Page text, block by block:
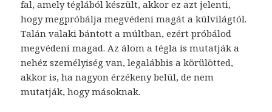
fal, amely téglából készült, akkor ez azt jelenti,
hogy megpróbálja megvédeni magát a külvilágtól.
Talán valaki bántott a múltban, ezért próbálod
megvédeni magad. Az álom a tégla is mutatják a
nehéz személyiség van, legalábbis a körülötted,
akkor is, ha nagyon érzékeny belül, de nem
mutatják, hogy másoknak.